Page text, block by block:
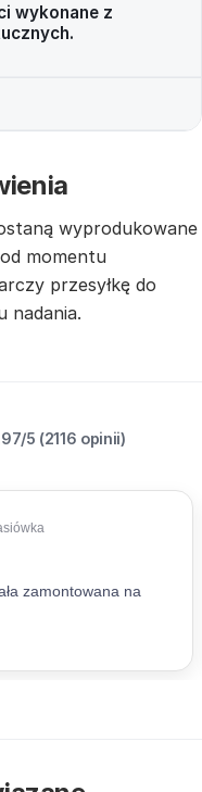
wykonane z
wyprodukowane
momentu
przesyłkę do
nadania.
5 (2116 opinii)